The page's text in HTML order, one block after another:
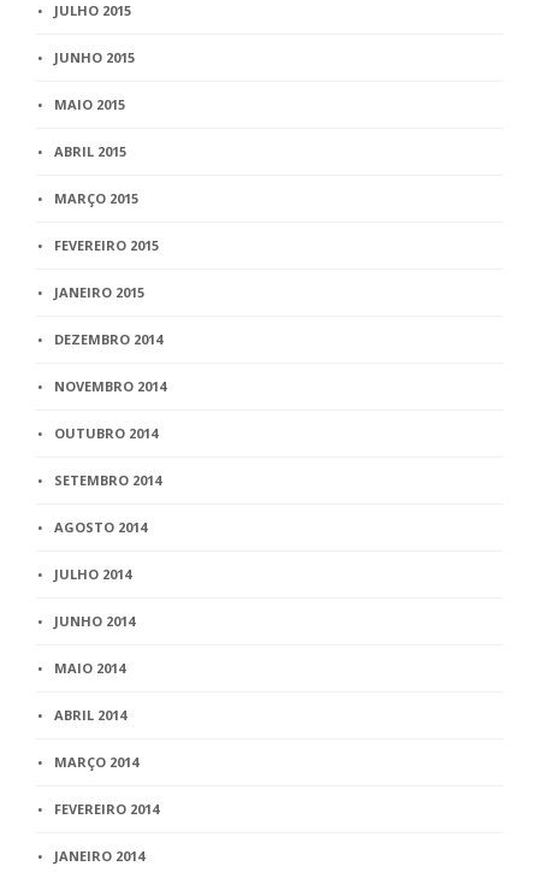
JULHO 2015
JUNHO 2015
MAIO 2015
ABRIL 2015
MARÇO 2015
FEVEREIRO 2015
JANEIRO 2015
DEZEMBRO 2014
NOVEMBRO 2014
OUTUBRO 2014
SETEMBRO 2014
AGOSTO 2014
JULHO 2014
JUNHO 2014
MAIO 2014
ABRIL 2014
MARÇO 2014
FEVEREIRO 2014
JANEIRO 2014